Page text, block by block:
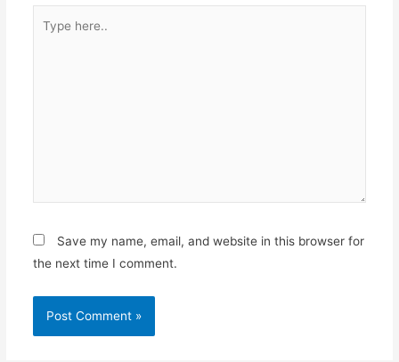
here..
Save my name, email, and website in this browser for
the next time I comment.